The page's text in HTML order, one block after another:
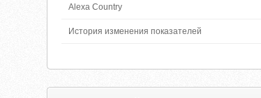
Alexa Country
История изменения показателей